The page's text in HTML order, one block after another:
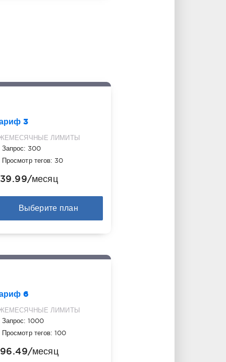
3
ЛИМИТЫ
Запрос: 300
Просмотр тегов: 30
/месяц
Выберите план
6
ЛИМИТЫ
Запрос: 1000
Просмотр тегов: 100
/месяц